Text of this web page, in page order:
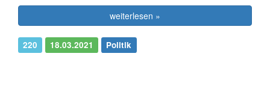
weiterlesen »
220 18.03.2021 Politik